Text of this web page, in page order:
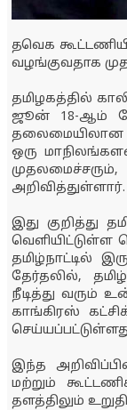
தவெக
வழங்குவதாக
தமிழகத்தில்
ஜூன் 18-ஆம்
தலைமையிலான
ஒரு
அறிவித்துள்ளார்.
இது குறித்து
வெளியிட்டுள்ள
தமிழ்நாட்டில்
தேர்தலில்,
நீடித்து வரும்
காங்கிரஸ்
இந்த
மற்றும்
தளத்திலும்